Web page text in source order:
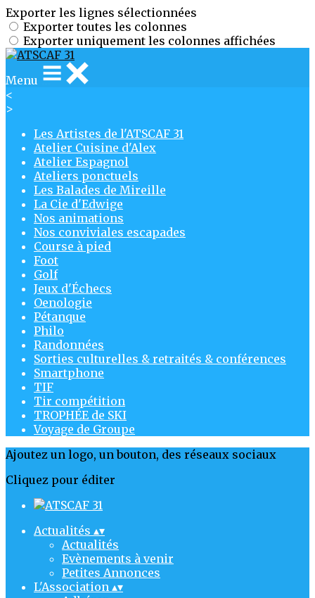
Exporter les lignes sélectionnées
Exporter toutes les colonnes
Exporter uniquement les colonnes affichées
Menu
<
>
Les Artistes de l'ATSCAF 31
Atelier Cuisine d'Alex
Atelier Espagnol
Ateliers ponctuels
Les Balades de Mireille
La Cie d'Edwige
Nos animations
Nos conviviales escapades
Course à pied
Foot
Golf
Jeux d'Échecs
Oenologie
Pétanque
Philo
Randonnées
Sorties culturelles & retraités & conférences
Smartphone
TIF
Tir compétition
TROPHÉE de SKI
Voyage de Groupe
Ajoutez un logo, un bouton, des réseaux sociaux
Cliquez pour éditer
Actualités ▴▾
Actualités
Evènements à venir
Petites Annonces
L'Association ▴▾